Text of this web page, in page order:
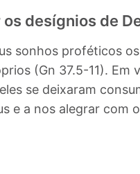
desígnios de
sonhos proféticos
(Gn 37.5-11). Em
se deixaram
e a nos alegrar com